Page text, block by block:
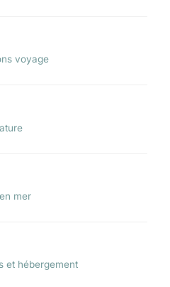
voyage
mer
et hébergement